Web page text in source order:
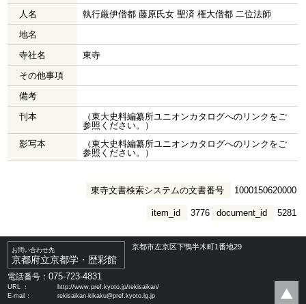
人名
執行厳伊僧都 藤原氏女 聖済 権大僧都 二位法師
地名
寺社名
東寺
その他事項
備考
刊本
（東大史料編纂所ユニオンカタログへのリンクをご
参照ください。）
影写本
（東大史料編纂所ユニオンカタログへのリンクをご
参照ください。）
東寺文書検索システムの文書番号 1000150620000
document_id 5281
item_id 3776
お問い合わせ先
京都府立京都学・歴彩館
京都市左京区下鴨半木町1番地29
電話番号：075-723-4831
URL ：
http://www.pref.kyoto.jp/rekisaikan/
E-mail：
rekisaikan-kikaku@pref.kyoto.lg.jp